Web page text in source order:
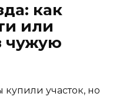
как
или
чужую
купили участок, но